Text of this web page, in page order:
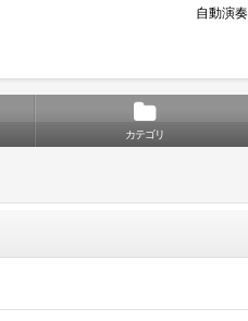
自動演
カテゴリ